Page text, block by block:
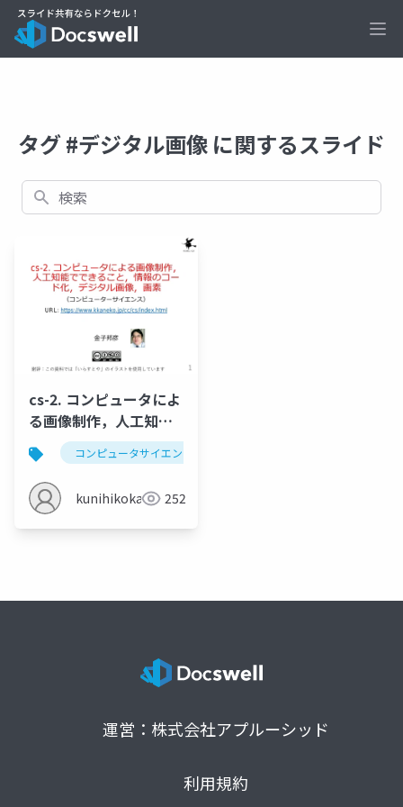
タグ #デジタル画像 に関するスライド
検索
cs-2. コンピュータによ
る画像制作，人工知能
でできること，情報の
コード化，デジタル画
像，画素
コンピュータサイエンス
kunihikokaneko252
運営：株式会社アプルーシッド
利用規約